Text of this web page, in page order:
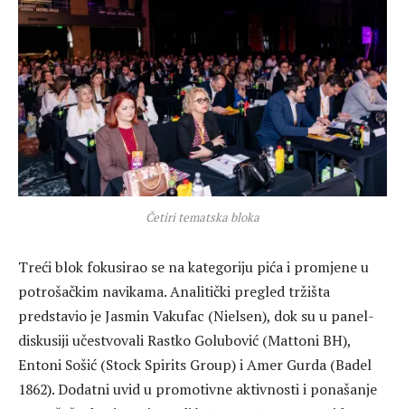
Četiri tematska bloka
Treći blok fokusirao se na kategoriju pića i promjene u
potrošačkim navikama. Analitički pregled tržišta
predstavio je Jasmin Vakufac (Nielsen), dok su u panel-
diskusiji učestvovali Rastko Golubović (Mattoni BH),
Entoni Sošić (Stock Spirits Group) i Amer Gurda (Badel
1862). Dodatni uvid u promotivne aktivnosti i ponašanje